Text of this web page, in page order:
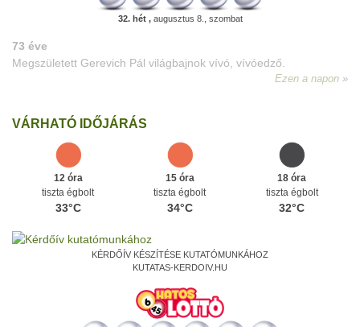
32. hét ,augusztus 8., szombat
VÁRHATÓ IDŐJÁRÁS
12 óra
tiszta égbolt
33°C
15 óra
tiszta égbolt
34°C
18 óra
tiszta égbolt
32°C
KÉRDŐÍV KÉSZÍTÉSE KUTATÓMUNKÁHOZ
KUTATAS-KERDOIV.HU